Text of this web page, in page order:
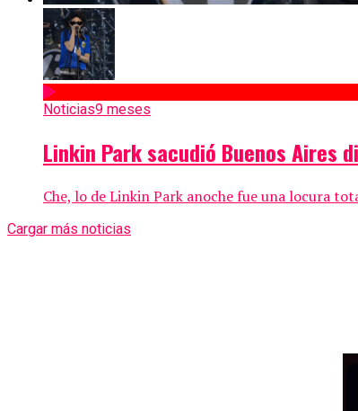
Noticias9 meses
Linkin Park sacudió Buenos Aires
Che, lo de Linkin Park anoche fue una locura
Cargar más noticias